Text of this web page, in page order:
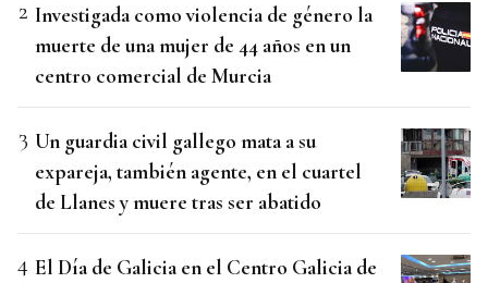
Investigada como violencia de género la
muerte de una mujer de 44 años en un
centro comercial de Murcia
Un guardia civil gallego mata a su
expareja, también agente, en el cuartel
de Llanes y muere tras ser abatido
El Día de Galicia en el Centro Galicia de